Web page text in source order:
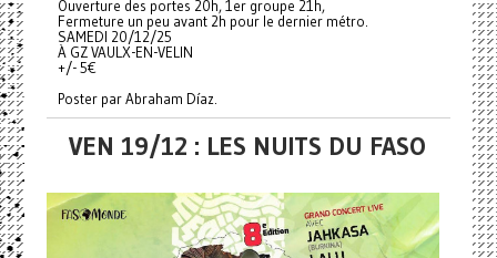
Ouverture des portes 20h, 1er groupe 21h,
Fermeture un peu avant 2h pour le dernier métro.
SAMEDI 20/12/25
À GZ VAULX-EN-VELIN
+/- 5€
Poster par Abraham Díaz.
VEN 19/12 : LES NUITS DU FASO